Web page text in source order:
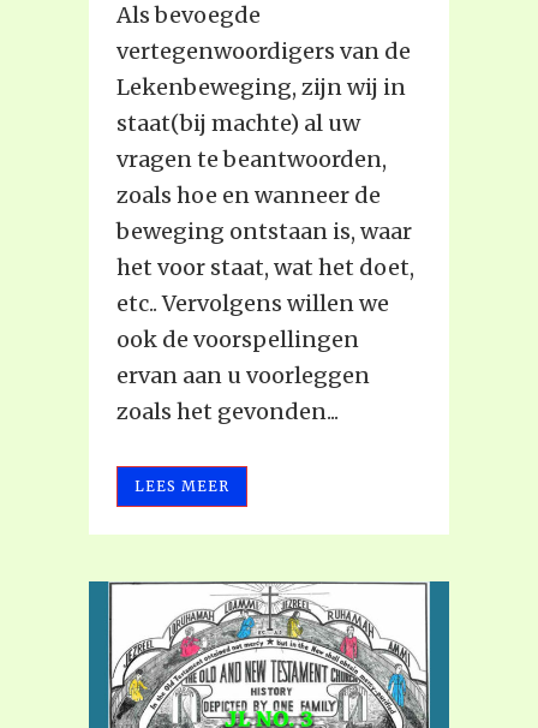
Als bevoegde
vertegenwoordigers van de
Lekenbeweging, zijn wij in
staat(bij machte) al uw
vragen te beantwoorden,
zoals hoe en wanneer de
beweging ontstaan is, waar
het voor staat, wat het doet,
etc.. Vervolgens willen we
ook de voorspellingen
ervan aan u voorleggen
zoals het gevonden...
LEES MEER